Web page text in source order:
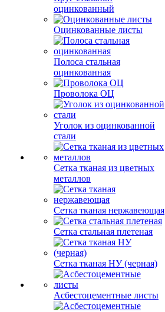
оцинкованный
Оцинкованные листы
Полоса стальная
оцинкованная
Проволока ОЦ
Уголок из оцинкованной
стали
Сетка тканая из цветных
металлов
Сетка тканая нержавеющая
Сетка стальная плетеная
Сетка тканая НУ (черная)
Асбестоцементные листы